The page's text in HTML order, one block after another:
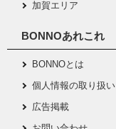
加賀エリア
BONNOあれこれ
BONNOとは
個人情報の取り扱い
広告掲載